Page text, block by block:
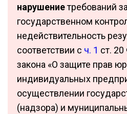
нарушениетребований
государственном
недействительность
соответствии с ч. 1 ст.
закона «О защите прав
индивидуальных
осуществлении
(надзора) и